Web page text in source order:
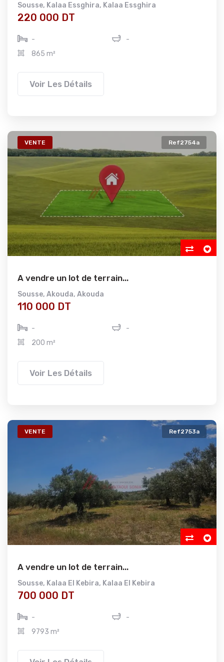
Sousse, Kalaa Essghira, Kalaa Essghira
220 000 DT
-
-
865 m²
Voir Les Détails
VENTE Ref2754a
A vendre un lot de terrain...
Sousse, Akouda, Akouda
110 000 DT
-
-
200 m²
Voir Les Détails
VENTE Ref2753a
A vendre un lot de terrain...
Sousse, Kalaa El Kebira, Kalaa El Kebira
700 000 DT
-
-
9793 m²